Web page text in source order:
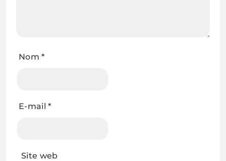
Nom*
E-mail*
Site web